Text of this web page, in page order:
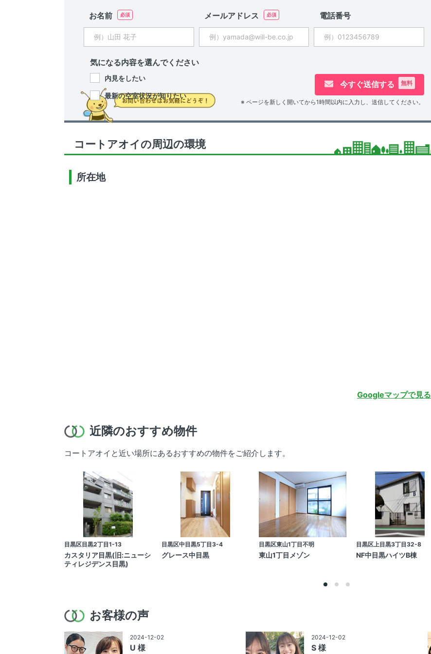
お名前 メールアドレス 電話番号
気になる内容を選んでください
内見をしたい
最新の空室状況が知りたい
今すぐ送信する 無料
※ ページを新しく開いてから1時間以内に入力し、送信してください。
コートアオイの周辺の環境
所在地
Googleマップで見る
近隣のおすすめ物件
コートアオイと近い場所にあるおすすめの物件をご紹介します。
目黒区目黒2丁目1-13
カスタリア目黒(旧:ニューシ
ティレジデンス目黒)
目黒区中目黒5丁目3-4
グレース中目黒
目黒区東山1丁目不明
東山1丁目メゾン
目黒区上目黒3丁目32-8
NF中目黒ハイツB棟
お客様の声
2024-12-02
U 様
2024-12-02
S 様